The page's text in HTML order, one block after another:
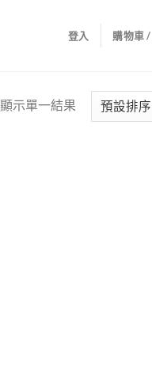
登入 購物車 /
顯示單一結果